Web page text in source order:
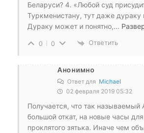
Беларуси? 4. «Любой суд
Туркменистану, тут даже дураку
Дураку может и понятно,…
0 0 Ответить
Анонимно
Ответ для Michael
02 февраля 2019 05:32
Получается, что так называемый
большой откат, на новые часы
проклятого зятька. Иначе чем